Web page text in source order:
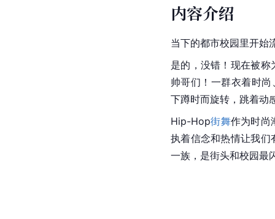
内容介绍
当下的都市校园里开始
是的，没错！现在被
帅哥们！一群衣着时
下蹲时而旋转，跳着动
Hip-Hop街舞作为时尚
执着信念和热情让我们
一族，是街头和校园最